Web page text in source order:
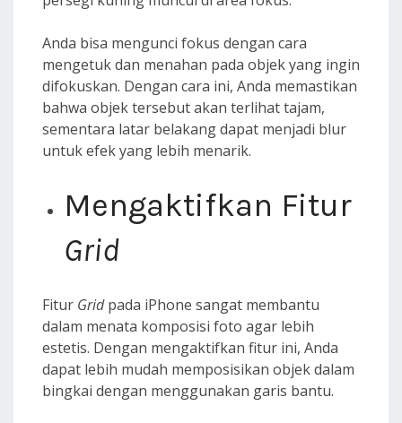
Anda bisa mengunci fokus dengan cara
mengetuk dan menahan pada objek yang ingin
difokuskan. Dengan cara ini, Anda memastikan
bahwa objek tersebut akan terlihat tajam,
sementara latar belakang dapat menjadi blur
untuk efek yang lebih menarik.
Mengaktifkan Fitur
Grid
Fitur Gridpada iPhone sangat membantu
dalam menata komposisi foto agar lebih
estetis. Dengan mengaktifkan fitur ini, Anda
dapat lebih mudah memposisikan objek dalam
bingkai dengan menggunakan garis bantu.